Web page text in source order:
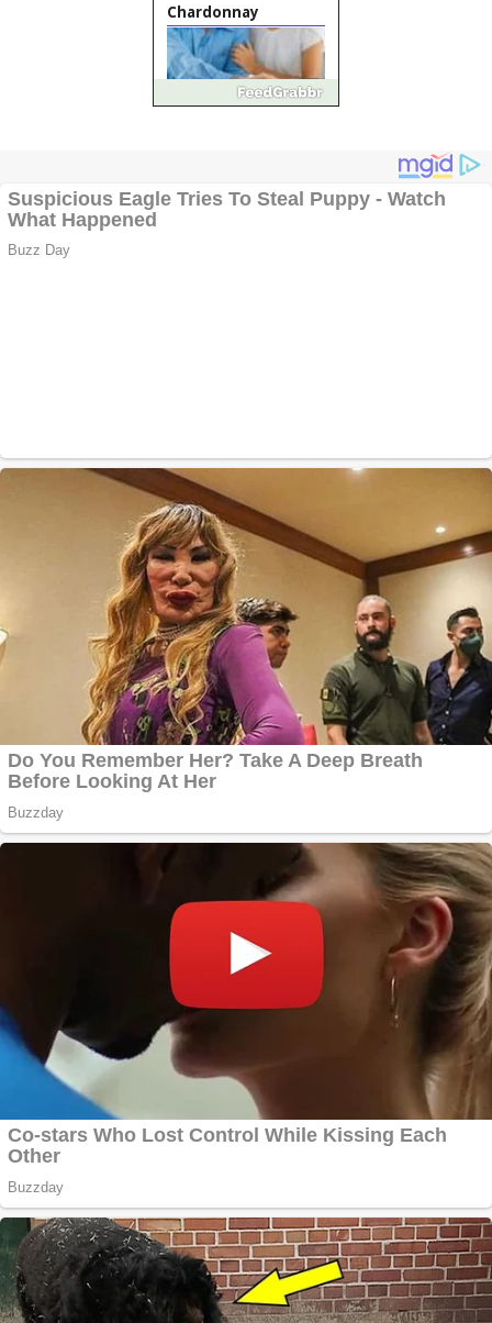
Chardonnay
investitii
Vând
domeniu+website de
publicitate de tip
Adsense
Pastorul Liviu Radu a
trecut la Domnul
Anchetă incendiară
la Gherla, polițist
acuzat de abuz în
serviciu
România
Răcitor de apă
CW5000 pentru
freze cu laser fără
metale